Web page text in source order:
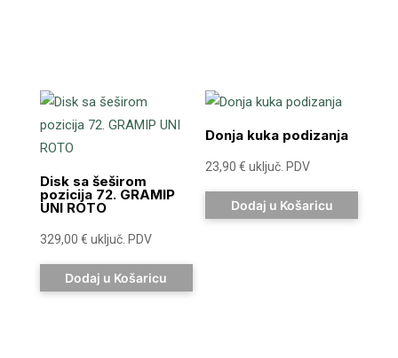
Disk sa šeširom
pozicija 72. GRAMIP
UNI ROTO
329,00 € uključ. PDV
Dodaj u Košaricu
Donja kuka podizanja
23,90€ uključ. PDV
Dodaj u Košaricu